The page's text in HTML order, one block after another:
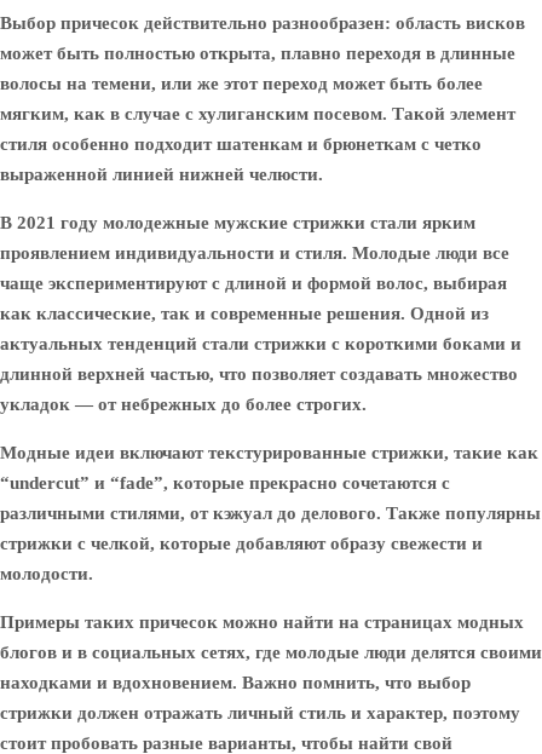
Выбор причесок действительно разнообразен: область висков
может быть полностью открыта, плавно переходя в длинные
волосы на темени, или же этот переход может быть более
мягким, как в случае с хулиганским посевом. Такой элемент
стиля особенно подходит шатенкам и брюнеткам с четко
выраженной линией нижней челюсти.
В 2021 году молодежные мужские стрижки стали ярким
проявлением индивидуальности и стиля. Молодые люди все
чаще экспериментируют с длиной и формой волос, выбирая
как классические, так и современные решения. Одной из
актуальных тенденций стали стрижки с короткими боками и
длинной верхней частью, что позволяет создавать множество
укладок — от небрежных до более строгих.
Модные идеи включают текстурированные стрижки, такие как
“undercut” и “fade”, которые прекрасно сочетаются с
различными стилями, от кэжуал до делового. Также популярны
стрижки с челкой, которые добавляют образу свежести и
молодости.
Примеры таких причесок можно найти на страницах модных
блогов и в социальных сетях, где молодые люди делятся своими
находками и вдохновением. Важно помнить, что выбор
стрижки должен отражать личный стиль и характер, поэтому
стоит пробовать разные варианты, чтобы найти свой